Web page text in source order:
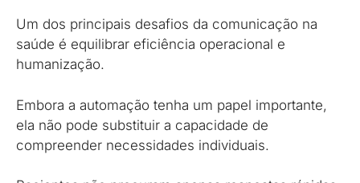
Um dos principais desafios da comunicação na
saúde é equilibrar eficiência operacional e
humanização.
Embora a automação tenha um papel importante,
ela não pode substituir a capacidade de
compreender necessidades individuais.